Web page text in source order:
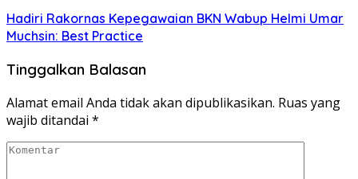
Hadiri Rakornas Kepegawaian BKN Wabup Helmi Umar
Muchsin: Best Practice
Tinggalkan Balasan
Alamat email Anda tidak akan dipublikasikan. Ruas yang
wajib ditandai *